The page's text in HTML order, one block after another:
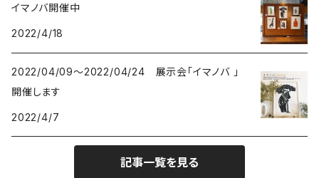
プリント
イヌ-DOGS
シカ - DEERS
2013 きのうのすきま2
2013 a69かみもの展
イマノバ開催中
2022/4/18
2022/04/09～2022/04/24 展示会「イマノバ 」
開催します
2022/4/7
記事一覧を見る